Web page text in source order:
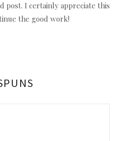
post. I certainly appreciate this
the good work!